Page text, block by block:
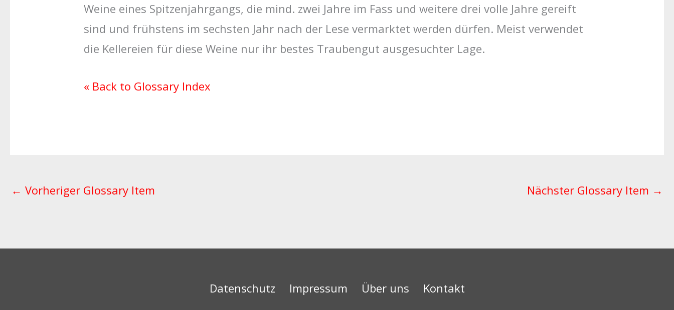
Weine eines Spitzenjahrgangs, die mind. zwei Jahre im Fass und weitere drei volle Jahre gereift
sind und frühstens im sechsten Jahr nach der Lese vermarktet werden dürfen. Meist verwendet
die Kellereien für diese Weine nur ihr bestes Traubengut ausgesuchter Lage.
« Back to Glossary Index
← Vorheriger Glossary Item Nächster Glossary Item →
Datenschutz Impressum Über uns Kontakt